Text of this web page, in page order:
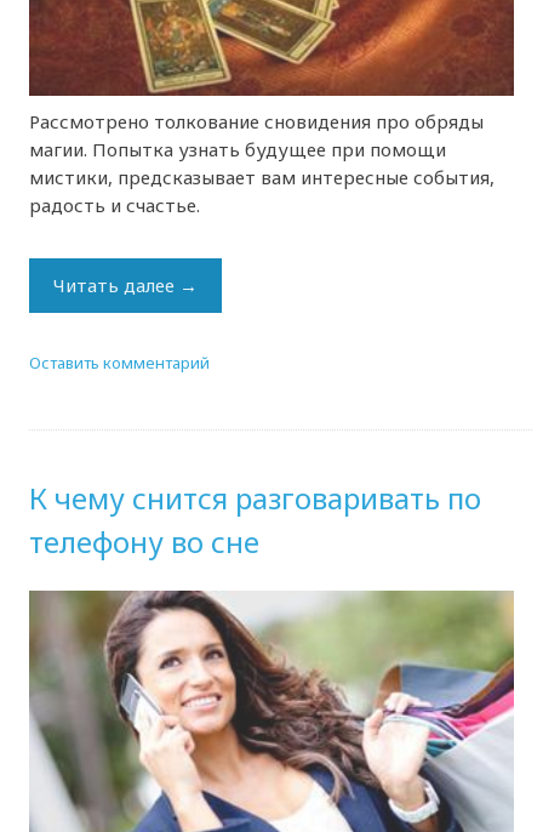
Рассмотрено толкование сновидения про обряды
магии. Попытка узнать будущее при помощи
мистики, предсказывает вам интересные события,
радость и счастье.
Читать далее →
Оставить комментарий
К чему снится разговаривать по
телефону во сне